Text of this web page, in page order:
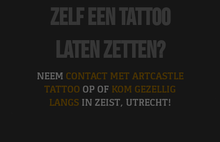
zelf een tattoo
laten zetten?
NEEM CONTACT MET ARTCASTLE
TATTOO OP OF KOM GEZELLIG
LANGS IN ZEIST, UTRECHT!